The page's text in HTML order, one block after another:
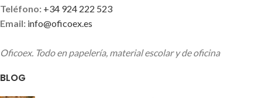
Teléfono: +34 924 222 523
Email: info@oficoex.es
Oficoex. Todo en papelería, material escolar y de oficina
BLOG